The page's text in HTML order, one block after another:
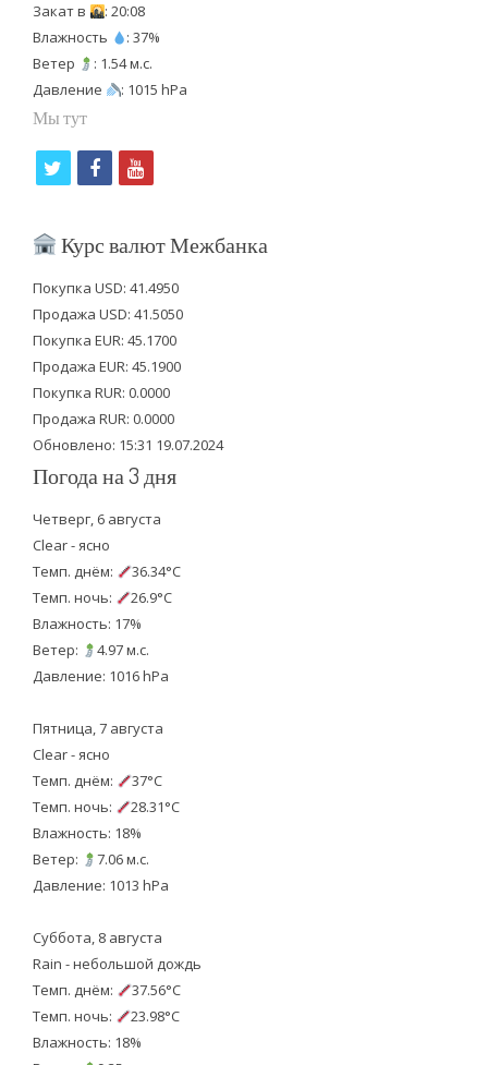
Закат в
: 20:08
Влажность
: 37%
Ветер
: 1.54 м.с.
Давление
: 1015 hPa
Мы тут
i
t
e
r
f
c
b
o
o
k
y
u
u
b
e
Курс валют Межбанка
Покупка USD: 41.4950
Продажа USD: 41.5050
Покупка EUR: 45.1700
Продажа EUR: 45.1900
Покупка RUR: 0.0000
Продажа RUR: 0.0000
Обновлено: 15:31 19.07.2024
Погода на 3 дня
Четверг, 6 августа
Clear - ясно
Темп. днём:
36.34°C
Темп. ночь:
26.9°C
Влажность: 17%
Ветер:
4.97 м.с.
Давление: 1016 hPa
Пятница, 7 августа
Clear - ясно
Темп. днём:
37°C
Темп. ночь:
28.31°C
Влажность: 18%
Ветер:
7.06 м.с.
Давление: 1013 hPa
Суббота, 8 августа
Rain - небольшой дождь
Темп. днём:
37.56°C
Темп. ночь:
23.98°C
Влажность: 18%